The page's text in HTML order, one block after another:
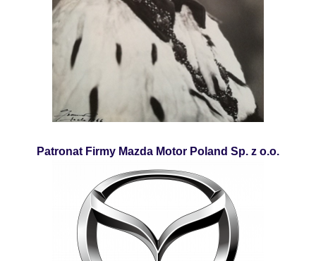
Patronat Firmy Mazda Motor Poland Sp. z o.o.